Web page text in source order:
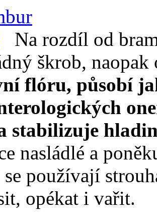
Na rozdíl od
škrob,
flóru, působí
stabilizuje
nasládlé a
používají
opékat i vařit.